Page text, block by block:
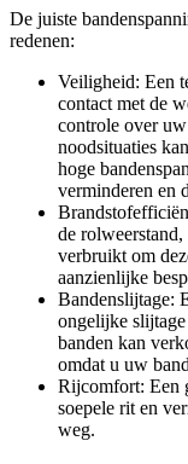
De juiste
redenen:
Veiligheid: Een
contact met de
controle over
noodsituaties
hoge
verminderen en
de
verbruikt om
aanzienlijke
Bandenslijtage:
ongelijke
banden kan
omdat u uw
Rijcomfort: Een
soepele rit en
weg.